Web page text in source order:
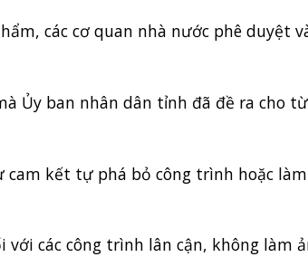
các cơ quan nhà nước phê duyệt
Ủy ban nhân dân tỉnh đã đề ra cho
cam kết tự phá bỏ công trình hoặc
với các công trình lân cận, không làm